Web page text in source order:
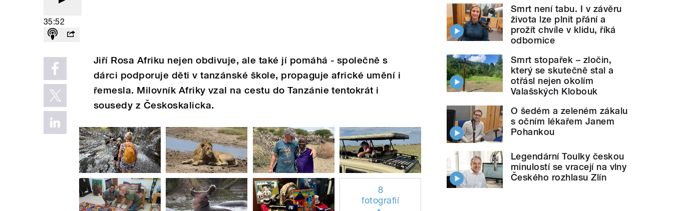
35:52
Jiří Rosa Afriku nejen obdivuje, ale také jí pomáhá - společně s
dárci podporuje děti v tanzánské škole, propaguje africké umění i
řemesla. Milovník Afriky vzal na cestu do Tanzánie tentokrát i
sousedy z Českoskalicka.
8
fotografií
Smrt není tabu. I v závěru
života lze plnit přání a
prožít chvíle v klidu, říká
odbornice
Smrt stopařek – zločin,
který se skutečně stal a
otřásl nejen okolím
Valašských Klobouk
O šedém a zeleném zákalu
s očním lékařem Janem
Pohankou
Legendární Toulky českou
minulostí se vracejí na vlny
Českého rozhlasu Zlín